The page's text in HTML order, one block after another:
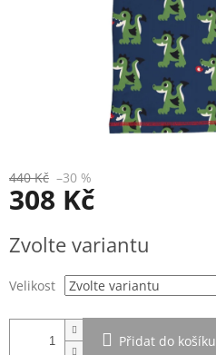
440 Kč –30 %
308 Kč
cena:
Zvolte variantu
Velikost
Přidat do košíku